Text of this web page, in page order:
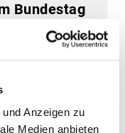
Anzeigen zu
Medien anbieten
Bundestag
verabschiedet